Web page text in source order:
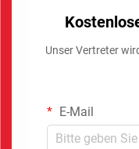
Unser Vertreter
E-Mail